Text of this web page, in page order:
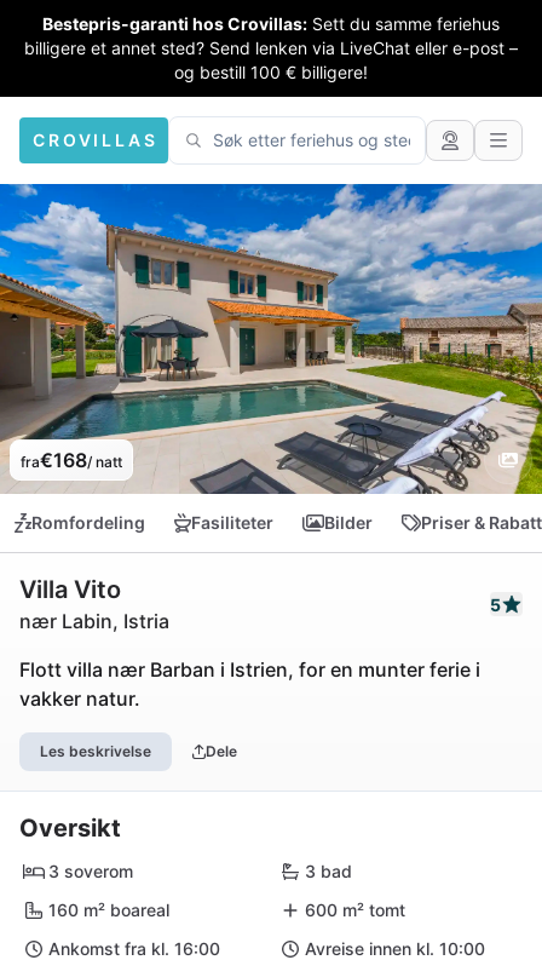
Bestepris-garanti hos Crovillas: Sett du samme feriehus
billigere et annet sted? Send lenken via LiveChat eller e-post –
og bestill 100 € billigere!
CROVILLAS
fra€168/ natt
Romfordeling Fasiliteter Bilder Priser &
Villa Vito
nær Labin, Istria
5
Flott villa nær Barban i Istrien, for en munter ferie i
vakker natur.
Les beskrivelse Dele
Oversikt
3 soverom
3 bad
160 m² boareal
600 m² tomt
Ankomst fra kl. 16:00
Avreise innen kl. 10:00